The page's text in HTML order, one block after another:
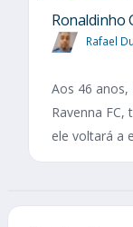
Ronaldinho
Rafael
Aos 46
Ravenna
ele voltará a